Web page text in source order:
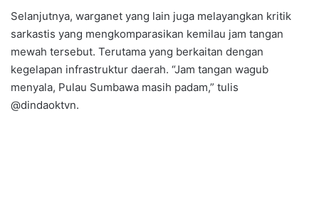
Selanjutnya, warganet yang lain juga melayangkan kritik
sarkastis yang mengkomparasikan kemilau jam tangan
mewah tersebut. Terutama yang berkaitan dengan
kegelapan infrastruktur daerah. “Jam tangan wagub
menyala, Pulau Sumbawa masih padam,” tulis
@dindaoktvn.